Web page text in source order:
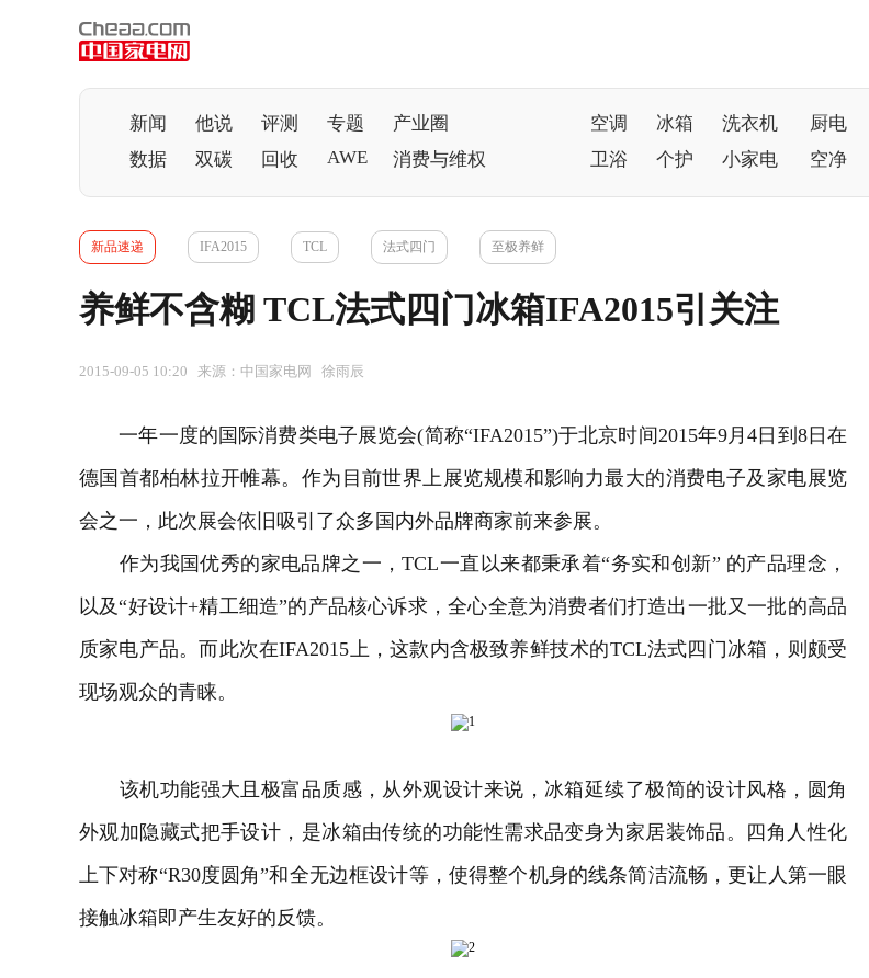
新闻 他说 评测 专题
产业圈
数据
双碳 回收 AWE 消费与维权
空调 冰箱 洗衣机 厨电
卫浴
个护 小家电 空净
新品速递 IFA2015 TCL 法式四门 至极养鲜
养鲜不含糊 TCL法式四门冰箱IFA2015引关注
2015-09-05 10:20 来源：中国家电网 徐雨辰
一年一度的国际消费类电子展览会(简称“IFA2015”)于北京时间2015年9月4日到8日在
德国首都柏林拉开帷幕。作为目前世界上展览规模和影响力最大的消费电子及家电展览
会之一，此次展会依旧吸引了众多国内外品牌商家前来参展。
作为我国优秀的家电品牌之一，TCL一直以来都秉承着“务实和创新” 的产品理念，
以及“好设计+精工细造”的产品核心诉求，全心全意为消费者们打造出一批又一批的高品
质家电产品。而此次在IFA2015上，这款内含极致养鲜技术的TCL法式四门 冰箱 ，则颇受
现场观众的青睐。
该机功能强大且极富品质感，从外观设计来说，冰箱延续了极简的设计风格，圆角
外观加隐藏式把手设计，是冰箱由传统的功能性需求品变身为家居装饰品。四角人性化
上下对称“R30度圆角”和全无边框设计等，使得整个机身的线条简洁流畅，更让人第一眼
接触冰箱即产生友好的反馈。